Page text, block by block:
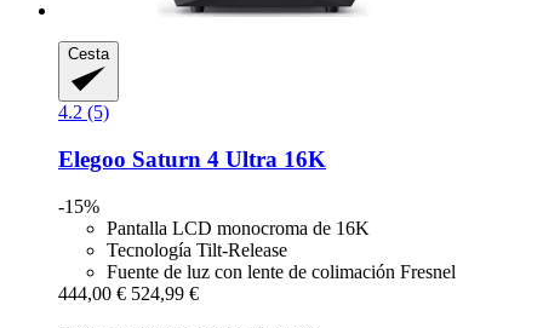
Cesta
4.2 (5)
Elegoo Saturn 4 Ultra 16K
-15%
Pantalla LCD monocroma de 16K
Tecnología Tilt-Release
Fuente de luz con lente de colimación Fresnel
444,00 € 524,99 €